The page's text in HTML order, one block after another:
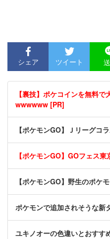
シェア ツイート
【裏技】ポケコインを無料
wwwwww [PR]
【ポケモンGO】Ｊリーグコ
【ポケモンGO】GOフェス東
【ポケモンGO】野生のポケ
ポケモンで追加されそうな新
ユキノオーの色違いとおすす